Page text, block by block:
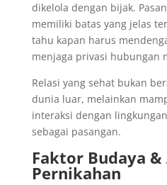
dikelola dengan bijak.
memiliki batas yang jelas
tahu kapan harus
menjaga privasi hubungan
Relasi yang sehat bukan
dunia luar, melainkan
interaksi dengan
sebagai pasangan.
Faktor Budaya
Pernikahan